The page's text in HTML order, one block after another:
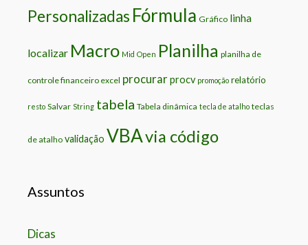
Personalizadas Fórmula Gráfico linha
localizar Macro Mid Open Planilha planilha de
controle financeiro excel procurar procv promoção relatório
resto Salvar String tabela Tabela dinâmica tecla de atalho teclas
de atalho validação VBAvia código
Assuntos
Dicas